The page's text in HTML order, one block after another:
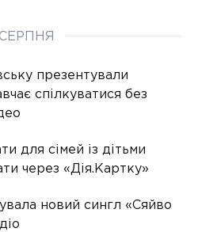
презентували
спілкуватися без
для сімей із дітьми
через «Дія.Картку»
новий сингл «Сяйво